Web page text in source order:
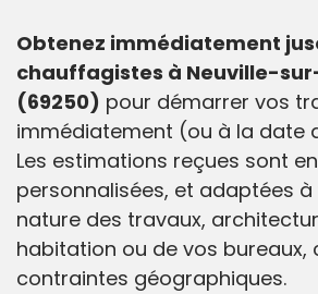
Obtenez immédiatement
chauffagistes à Neuville-
(69250) pour démarrer vos
immédiatement (ou à la date
Les estimations reçues sont
personnalisées, et adaptées
nature des travaux,
habitation ou de vos bureaux,
contraintes géographiques.